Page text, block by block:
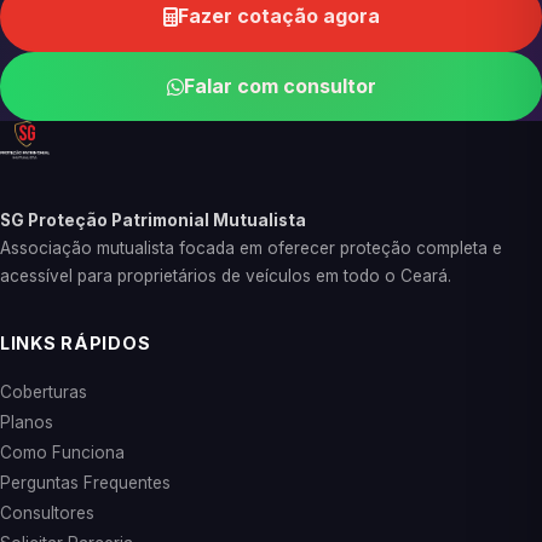
Fazer cotação agora
Falar com consultor
SG Proteção Patrimonial Mutualista
Associação mutualista focada em oferecer proteção completa e
acessível para proprietários de veículos em todo o Ceará.
LINKS RÁPIDOS
Coberturas
Planos
Como Funciona
Perguntas Frequentes
Consultores